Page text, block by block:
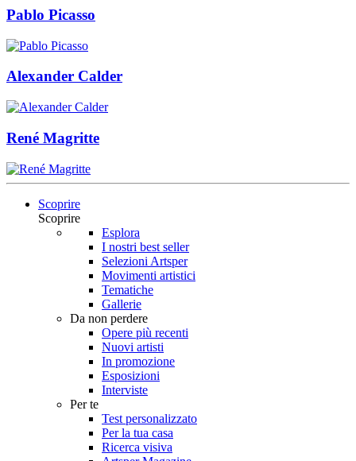
Pablo Picasso
Alexander Calder
René Magritte
Scoprire
Scoprire
Esplora
I nostri best seller
Selezioni Artsper
Movimenti artistici
Tematiche
Gallerie
Da non perdere
Opere più recenti
Nuovi artisti
In promozione
Esposizioni
Interviste
Per te
Test personalizzato
Per la tua casa
Ricerca visiva